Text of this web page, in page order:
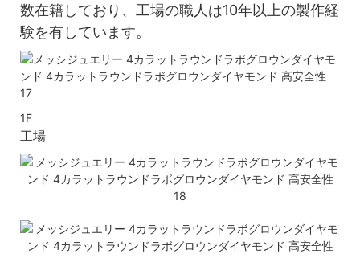
数在籍しており、工場の職人は10年以上の製作経
験を有しています。
1F
工場